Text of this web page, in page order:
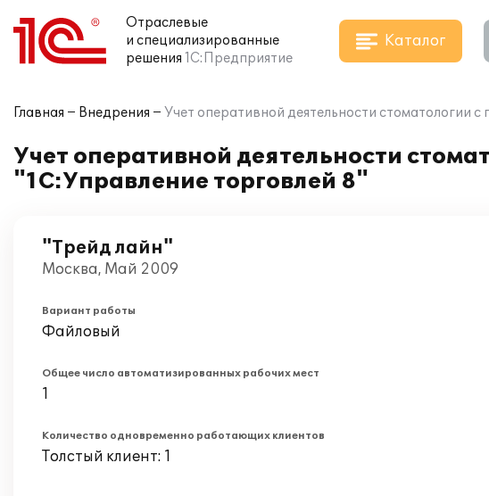
Отраслевые
и специализированные
решения 1С:Предприятие
Каталог
Главная Внедрения Учет оперативной деятельности
Учет оперативной деятельности
"1С:Управление торговлей 8"
"Трейд лайн"
Москва, Май 2009
Вариант работы
Файловый
Общее число автоматизированных рабочих мест
1
Количество одновременно работающих клиентов
Толстый клиент: 1